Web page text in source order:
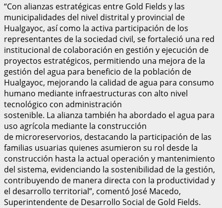
“Con alianzas estratégicas entre Gold Fields y las
municipalidades del nivel distrital y provincial de
Hualgayoc, así como la activa participación de los
representantes de la sociedad civil, se fortaleció una red
institucional de colaboración en gestión y ejecución de
proyectos estratégicos, permitiendo una mejora de la
gestión del agua para beneficio de la población de
Hualgayoc, mejorando la calidad de agua para consumo
humano mediante infraestructuras con alto nivel
tecnológico con administración
sostenible. La alianza también ha abordado el agua para
uso agrícola mediante la construcción
de microreservorios, destacando la participación de las
familias usuarias quienes asumieron su rol desde la
construcción hasta la actual operación y mantenimiento
del sistema, evidenciando la sostenibilidad de la gestión,
contribuyendo de manera directa con la productividad y
el desarrollo territorial”, comentó José Macedo,
Superintendente de Desarrollo Social de Gold Fields.